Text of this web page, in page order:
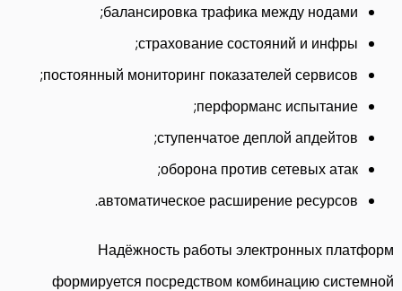
балансировка трафика между нодами;
страхование состояний и инфры;
постоянный мониторинг показателей сервисов;
перформанс испытание;
ступенчатое деплой апдейтов;
оборона против сетевых атак;
автоматическое расширение ресурсов.
Надёжность работы электронных платформ
формируется посредством комбинацию системной